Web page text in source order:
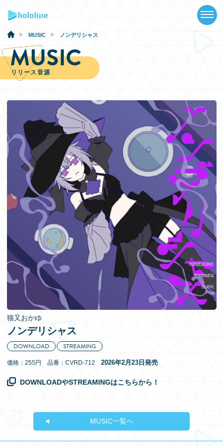
SCHEDULE
EVENTS
VIDEOS
MUSIC
GOODS
SPECIAL
EN
MUSIC ノンデリシャス
MUSIC
リリース音源
猫又おかゆ
ノンデリシャス
DOWNLOAD STREAMING
価格：255円 品番：CVRD-712 2026年2月23日発売
DOWNLOADやSTREAMINGはこちらから！
MUSIC一覧へ